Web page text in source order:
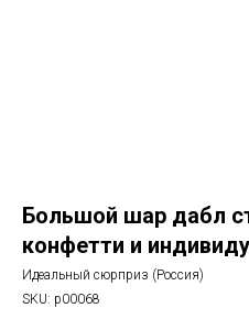
Большой шар дабл
конфетти и
Идеальный сюрприз (Россия)
SKU: р00068